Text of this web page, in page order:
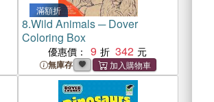
滿額折
8.Wild Animals ─ Dover
Coloring Box
優惠價： 9 342
無庫存